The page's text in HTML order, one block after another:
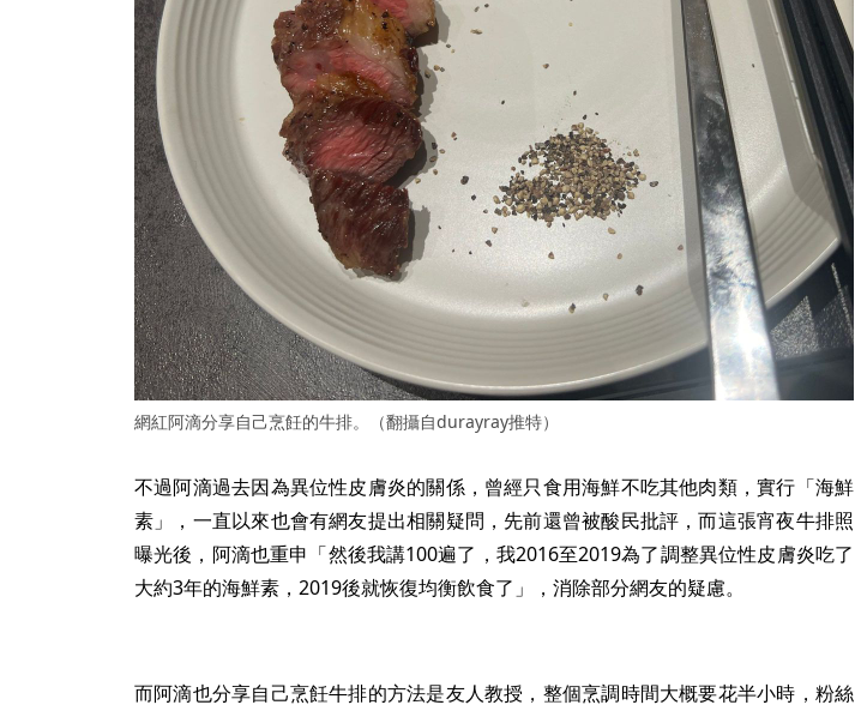
網紅阿滴分享自己烹飪的牛排。（翻攝自durayray推特）
不過阿滴過去因為異位性皮膚炎的關係，曾經只食用海鮮不吃其他肉類，實行「海鮮
素」，一直以來也會有網友提出相關疑問，先前還曾被酸民批評，而這張宵夜牛排照
曝光後，阿滴也重申「然後我講100遍了，我2016至2019為了調整異位性皮膚炎吃了
大約3年的海鮮素，2019後就恢復均衡飲食了」，消除部分網友的疑慮。
而阿滴也分享自己烹飪牛排的方法是友人教授，整個烹調時間大概要花半小時，粉絲